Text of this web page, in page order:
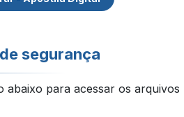
segurança
abaixo para acessar os arquivos